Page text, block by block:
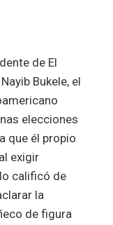
de El
Bukele, el
elecciones
que él propio
exigir
calificó de
la
de figura